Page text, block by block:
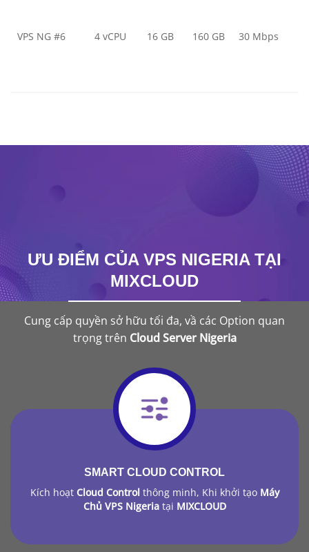
VPS NG #6 4 vCPU 16 GB 160 GB 30 Mbps
ƯU ĐIỂM CỦA VPS NIGERIA TẠI
MIXCLOUD
Cung cấp quyền sở hữu tối đa, vầ các Option quan
trọng trên Cloud Server Nigeria
SMART CLOUD CONTROL
Kích hoạt Cloud Control thông minh, Khi khởi tạoMáy
Chủ VPS Nigeria tại MIXCLOUD